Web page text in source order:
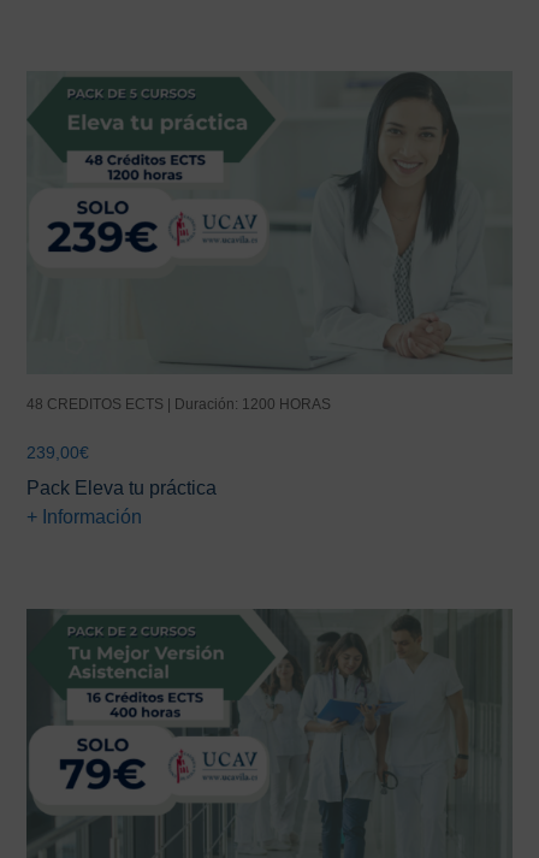
48 CREDITOS ECTS | Duración: 1200 HORAS
239,00€
Pack Eleva tu práctica
+ Información